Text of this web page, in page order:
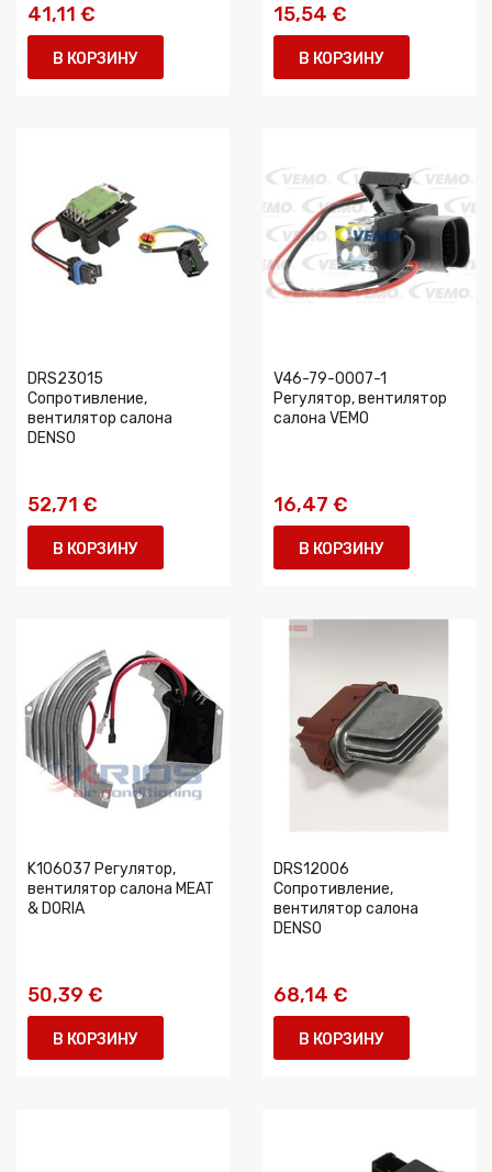
41,11 €
В КОРЗИНУ
15,54 €
В КОРЗИНУ
DRS23015
Сопротивление,
вентилятор салона
DENSO
52,71 €
В КОРЗИНУ
V46-79-0007-1
Регулятор, вентилятор
салона VEMO
16,47 €
В КОРЗИНУ
K106037 Регулятор,
вентилятор салона MEAT
& DORIA
50,39 €
В КОРЗИНУ
DRS12006
Сопротивление,
вентилятор салона
DENSO
68,14 €
В КОРЗИНУ